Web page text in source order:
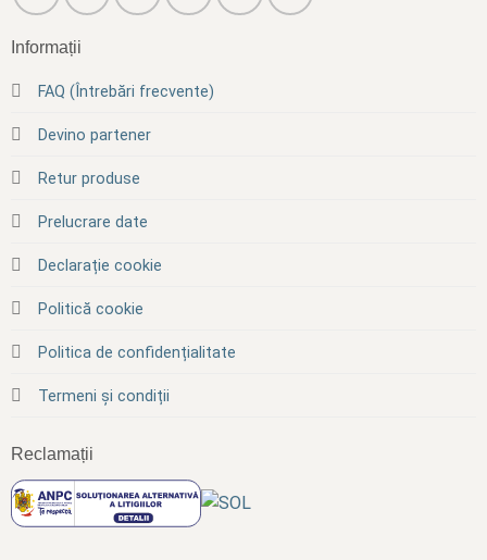
Informații
FAQ (Întrebări frecvente)
Devino partener
Retur produse
Prelucrare date
Declarație cookie
Politică cookie
Politica de confidențialitate
Termeni și condiții
Reclamații